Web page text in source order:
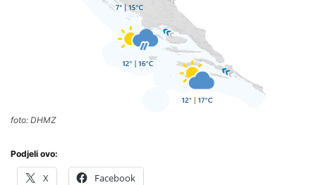
foto: DHMZ
Podjeli ovo:
X Facebook